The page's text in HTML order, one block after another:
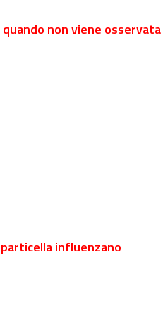
non viene osservata
influenzano